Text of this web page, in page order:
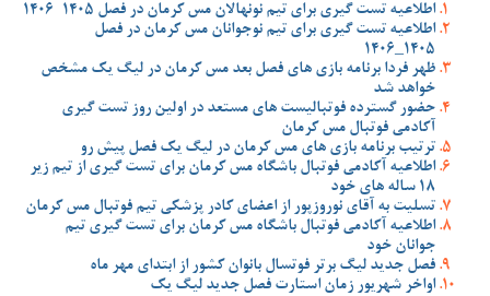
اطلاعیه تست گیری برای تیم نونهالان مس کرمان در فصل 1405-1406
اطلاعیه تست گیری برای تیم نوجوانان مس کرمان در فصل
1405_1406
ظهر فردا برنامه بازی های فصل بعد مس کرمان در لیگ یک مشخص
خواهد شد
حضور گسترده فوتبالیست های مستعد در اولین روز تست گیری
آکادمی فوتبال مس کرمان
ترتیب برنامه بازی های مس کرمان در لیگ یک فصل پیش رو
اطلاعیه آکادمی فوتبال باشگاه مس کرمان برای تست گیری از تیم زیر
18 ساله های خود
تسلیت به آقای نوروزپور از اعضای کادر پزشکی تیم فوتبال مس کرمان
اطلاعیه آکادمی فوتبال باشگاه مس کرمان برای تست گیری تیم
جوانان خود
فصل جدید لیگ برتر فوتسال بانوان کشور از ابتدای مهر ماه
اواخر شهریور زمان استارت فصل جدید لیگ یک